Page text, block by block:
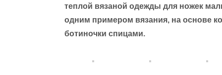
теплой вязаной одежды для ножек
одним примером вязания, на основе
ботиночки спицами.